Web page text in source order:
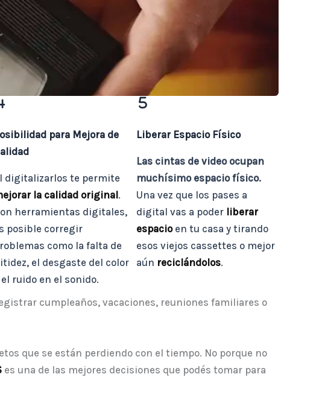
para Mejora de
digitalizarlos te permite
la calidad original.
herramientas digitales,
posible corregir
como la falta de
el desgaste del color
el ruido en el sonido.
Liberar Espacio Físico
Las cintas de video ocupan
muchísimo espacio físico.
Una vez que los pases a
digital vas a poder liberar
espacio en tu casa y tirando
esos viejos cassettes o mejor
aún reciclándolos.
cumpleaños, vacaciones, reuniones familiares o
que se están perdiendo con el tiempo. No porque no
es una de las mejores decisiones que podés tomar para